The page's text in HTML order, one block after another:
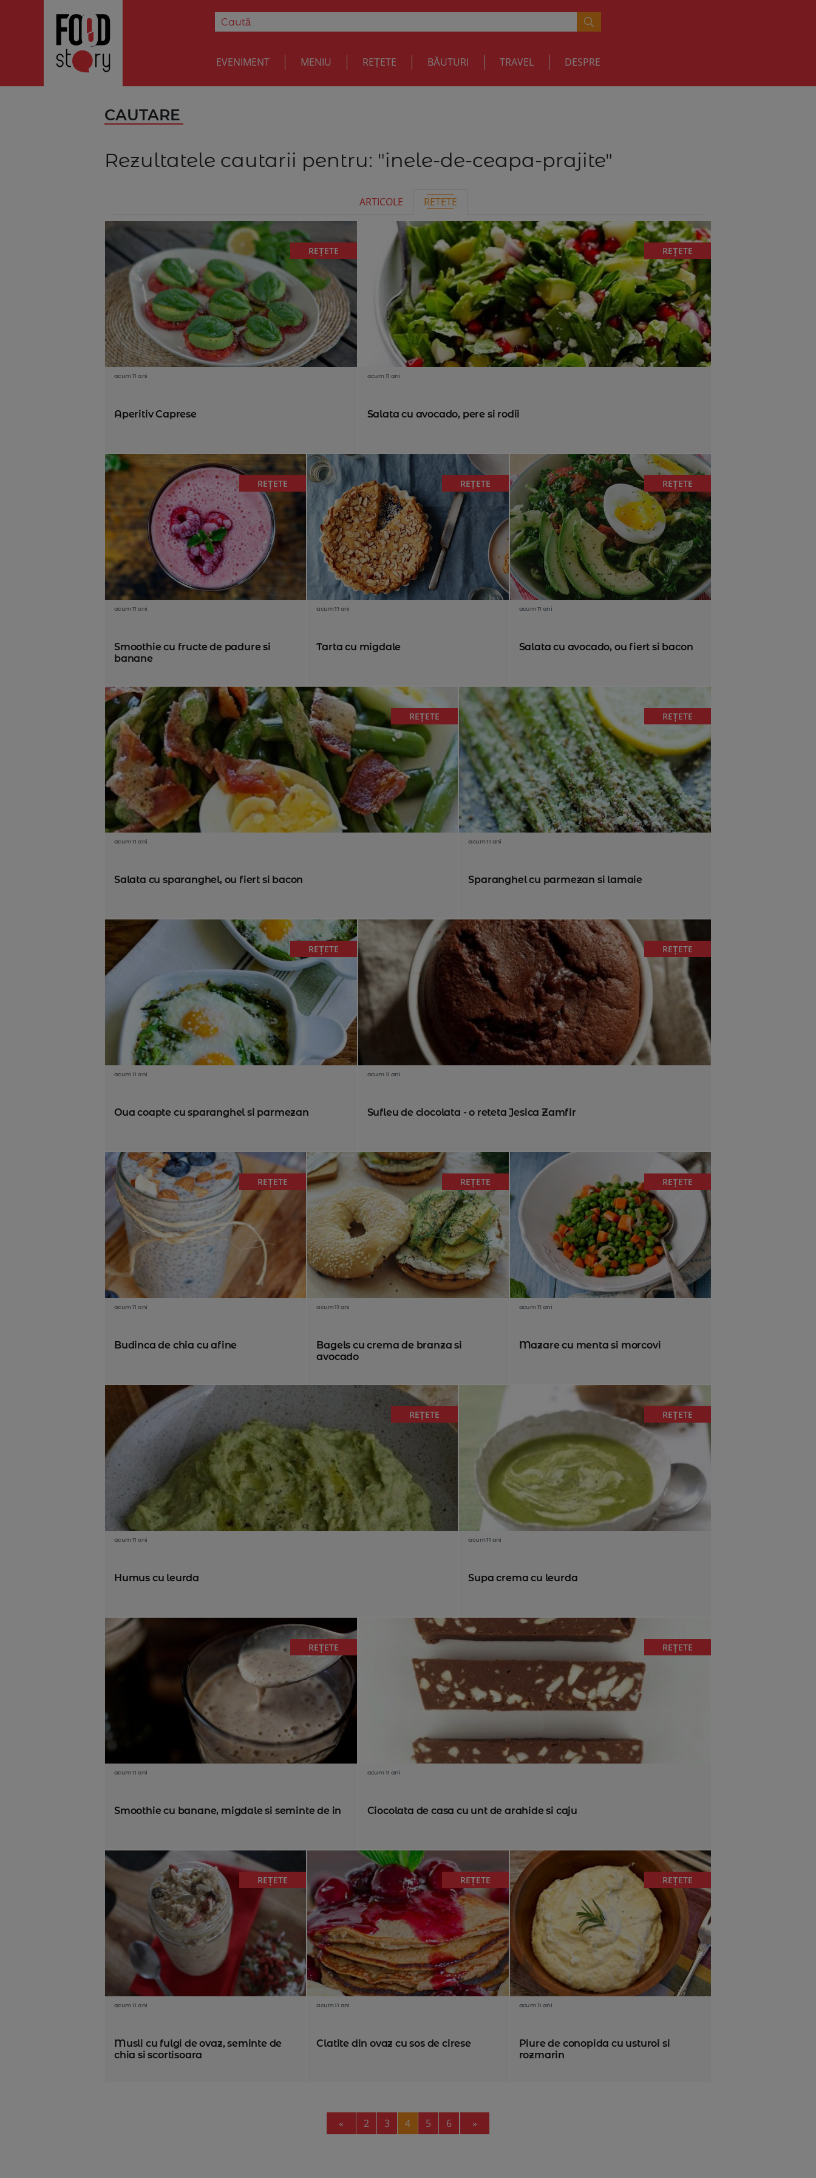
EVENIMENT MENIU REȚETE BĂUTURI TRAVEL DESPRE
CAUTARE
Rezultatele cautarii pentru: "inele-de-ceapa-prajite"
ARTICOLE RETETE
REȚETE
acum 11 ani
Aperitiv Caprese
REȚETE
acum 11 ani
Salata cu avocado, pere si rodii
REȚETE
acum 11 ani
Smoothie cu fructe de padure si
banane
REȚETE
acum 11 ani
Tarta cu migdale
REȚETE
acum 11 ani
Salata cu avocado, ou fiert si bacon
REȚETE
acum 11 ani
Salata cu sparanghel, ou fiert si bacon
REȚETE
acum 11 ani
Sparanghel cu parmezan si lamaie
REȚETE
acum 11 ani
Oua coapte cu sparanghel si parmezan
REȚETE
acum 11 ani
Sufleu de ciocolata - o reteta Jesica Zamfir
REȚETE
acum 11 ani
Budinca de chia cu afine
REȚETE
acum 11 ani
Bagels cu crema de branza si
avocado
REȚETE
acum 11 ani
Mazare cu menta si morcovi
REȚETE
acum 11 ani
Humus cu leurda
REȚETE
acum 11 ani
Supa crema cu leurda
REȚETE
acum 11 ani
Smoothie cu banane, migdale si seminte de in
REȚETE
acum 11 ani
Ciocolata de casa cu unt de arahide si caju
REȚETE
acum 11 ani
Musli cu fulgi de ovaz, seminte de
chia si scortisoara
REȚETE
acum 11 ani
Clatite din ovaz cu sos de cirese
REȚETE
acum 11 ani
Piure de conopida cu usturoi si
rozmarin
« Previous
2 3 4 5 6 »